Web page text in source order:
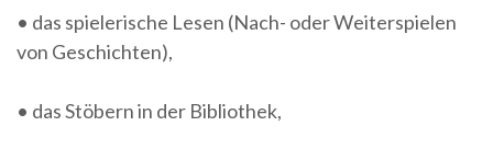
• das spielerische Lesen (Nach- oder Weiterspielen
von Geschichten),
• das Stöbern in der Bibliothek,